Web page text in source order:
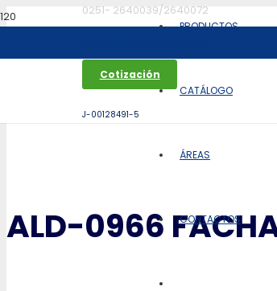
0251- 2640039/2640072
Cotización
J-00128491-5
PRODUCTOS
CATÁLOGO
ÁREAS
CONTACTOS
ALD-0966